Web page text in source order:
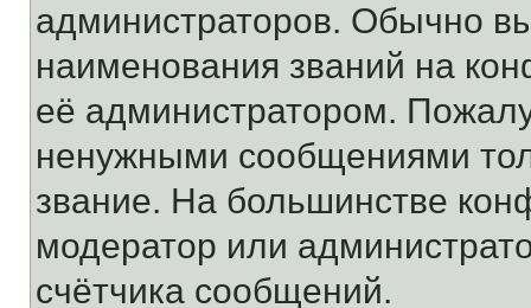
администраторов. Обычно
наименования званий на
её администратором.
ненужными сообщениями
звание. На большинстве
модератор или
счётчика сообщений.